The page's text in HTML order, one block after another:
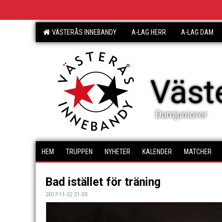
VÄSTERÅS INNEBANDY A-LAG HERR A-LAG DAM
Damjuniorer
HEM TRUPPEN NYHETER KALENDER MATCHER
Bad istället för träning
2017-11-22 21:03